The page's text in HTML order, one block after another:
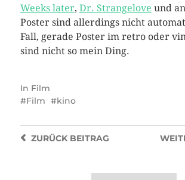
Weeks later, Dr. Strangelove und
Poster sind allerdings nicht
Fall, gerade Poster im retro oder
sind nicht so mein Ding.
In Film
Film
kino
ZURÜCKBEITRAG